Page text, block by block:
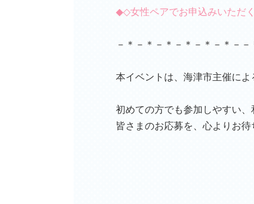
◆◇女性ペアでお申込みいただ
－＊－＊－＊－＊－＊－＊－
本イベントは、海津市主催によ
初めての方でも参加しやすい、
皆さまのお応募を、心よりお待